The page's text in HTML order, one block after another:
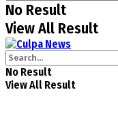
No Result
View All Result
No Result
View All Result